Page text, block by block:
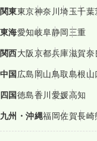
関東東京神奈川埼玉千葉
東海愛知岐阜静岡三重
関西大阪京都兵庫滋賀奈
中国広島岡山鳥取島根山
四国徳島香川愛媛高知
九州・沖縄福岡佐賀長崎